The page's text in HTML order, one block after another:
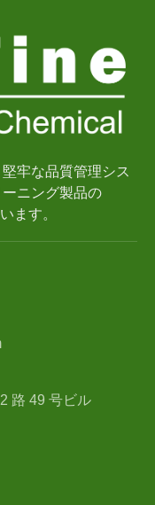
牢な品質管理シス
ニング製品の
ます。
路 49 号ビル